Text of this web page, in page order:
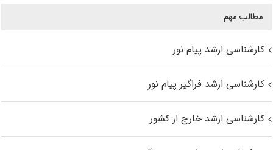
مطالب مهم
کارشناسی ارشد پیام نور
کارشناسی ارشد فراگیر پیام نور
کارشناسی ارشد خارج از کشور